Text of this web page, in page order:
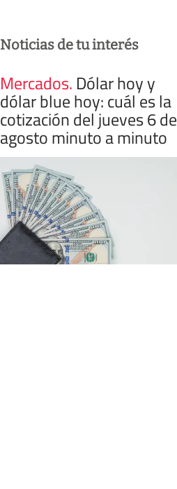
Noticias de tu interés
Mercados. Dólar hoy y
dólar blue hoy: cuál es la
cotización del jueves 6 de
agosto minuto a minuto